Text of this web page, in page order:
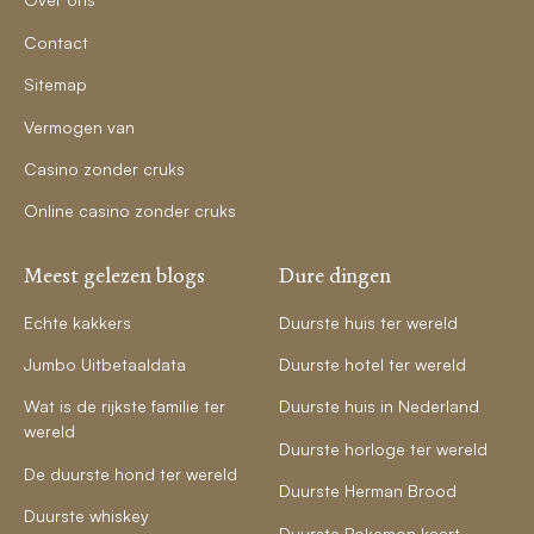
Contact
Sitemap
Vermogen van
Casino zonder cruks
Online casino zonder cruks
Meest gelezen blogs
Echte kakkers
Jumbo Uitbetaaldata
Wat is de rijkste familie ter
wereld
De duurste hond ter wereld
Duurste whiskey
Dure dingen
Duurste huis ter wereld
Duurste hotel ter wereld
Duurste huis in Nederland
Duurste horloge ter wereld
Duurste Herman Brood